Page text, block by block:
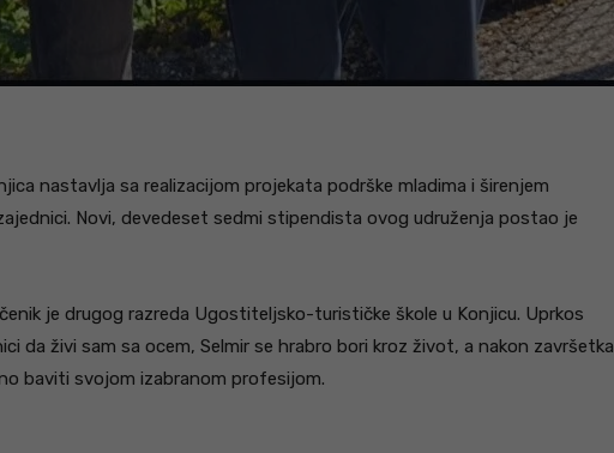
nastavlja sa realizacijom projekata podrške mladima i širenjem
Novi, devedeset sedmi stipendista ovog udruženja postao je
je drugog razreda Ugostiteljsko-turističke škole u Konjicu. Uprkos
da živi sam sa ocem, Selmir se hrabro bori kroz život, a nakon završetka
baviti svojom izabranom profesijom.